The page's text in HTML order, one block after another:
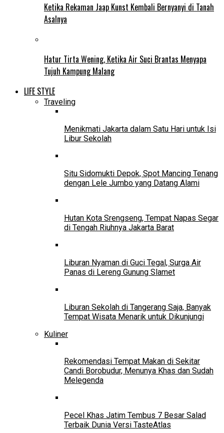
Ketika Rekaman Jaap Kunst Kembali Bernyanyi di Tanah
Asalnya
Hatur Tirta Wening, Ketika Air Suci Brantas Menyapa
Tujuh Kampung Malang
LIFE STYLE
Traveling
Menikmati Jakarta dalam Satu Hari untuk Isi
Libur Sekolah
Situ Sidomukti Depok, Spot Mancing Tenang
dengan Lele Jumbo yang Datang Alami
Hutan Kota Srengseng, Tempat Napas Segar
di Tengah Riuhnya Jakarta Barat
Liburan Nyaman di Guci Tegal, Surga Air
Panas di Lereng Gunung Slamet
Liburan Sekolah di Tangerang Saja, Banyak
Tempat Wisata Menarik untuk Dikunjungi
Kuliner
Rekomendasi Tempat Makan di Sekitar
Candi Borobudur, Menunya Khas dan Sudah
Melegenda
Pecel Khas Jatim Tembus 7 Besar Salad
Terbaik Dunia Versi TasteAtlas